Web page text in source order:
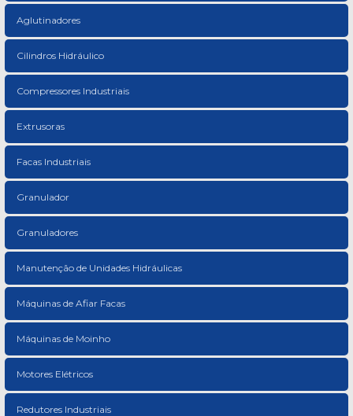
Aglutinadores
Cilindros Hidráulico
Compressores Industriais
Extrusoras
Facas Industriais
Granulador
Granuladores
Manutenção de Unidades Hidráulicas
Máquinas de Afiar Facas
Máquinas de Moinho
Motores Elétricos
Redutores Industriais